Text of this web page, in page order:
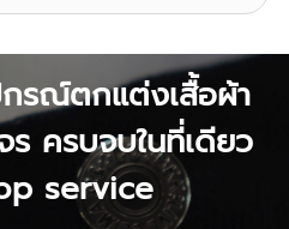
รณ์ตกแต่งเสื้อผ้า
ร ครบจบในที่เดียว
service